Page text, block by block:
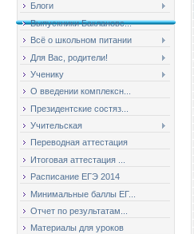
Блоги
Выпускники Баклановс...
Всё о школьном питании
Для Вас, родители!
Ученику
О введении комплексн...
Президентские состяз...
Учительская
Переводная аттестация
Итоговая аттестация ...
Расписание ЕГЭ 2014
Минимальные баллы ЕГ...
Отчет по результатам...
Материалы для уроков